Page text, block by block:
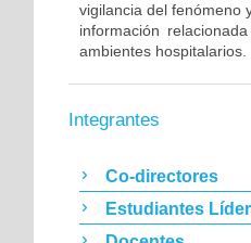
vigilancia del fenómeno
información
ambientes hospitalarios.
Integrantes
Co-directores
Estudiantes